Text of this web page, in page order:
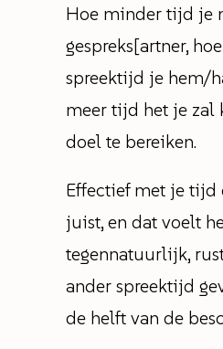
Hoe minder tijd je
gespreks[artner,
spreektijd je hem/
meer tijd het je zal
doel te bereiken.
Effectief met je tijd
juist, en dat voelt
tegennatuurlijk,
ander spreektijd
de helft van de